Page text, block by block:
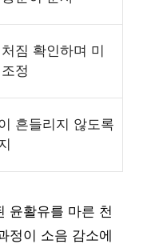
짐 확인하며 미
정
흔들리지 않도록
윤활유를 마른 천
정이 소음 감소에